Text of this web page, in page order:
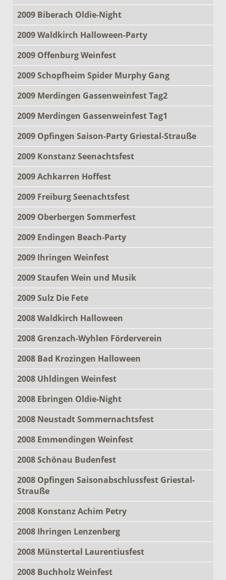
2009 Biberach Oldie-Night
2009 Waldkirch Halloween-Party
2009 Offenburg Weinfest
2009 Schopfheim Spider Murphy Gang
2009 Merdingen Gassenweinfest Tag2
2009 Merdingen Gassenweinfest Tag1
2009 Opfingen Saison-Party Griestal-Strauße
2009 Konstanz Seenachtsfest
2009 Achkarren Hoffest
2009 Freiburg Seenachtsfest
2009 Oberbergen Sommerfest
2009 Endingen Beach-Party
2009 Ihringen Weinfest
2009 Staufen Wein und Musik
2009 Sulz Die Fete
2008 Waldkirch Halloween
2008 Grenzach-Wyhlen Förderverein
2008 Bad Krozingen Halloween
2008 Uhldingen Weinfest
2008 Ebringen Oldie-Night
2008 Neustadt Sommernachtsfest
2008 Emmendingen Weinfest
2008 Schönau Budenfest
2008 Opfingen Saisonabschlussfest Griestal-
Strauße
2008 Konstanz Achim Petry
2008 Ihringen Lenzenberg
2008 Münstertal Laurentiusfest
2008 Buchholz Weinfest